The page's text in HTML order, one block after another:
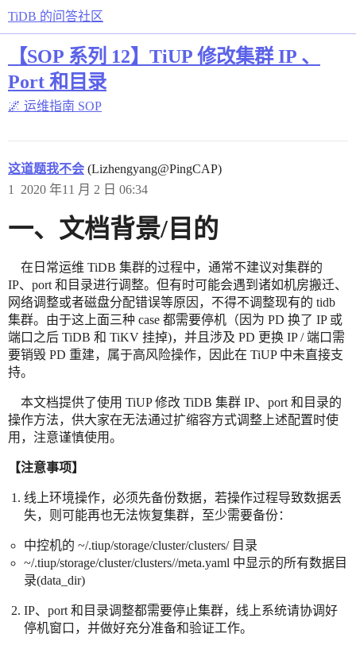
TiDB 的问答社区
【SOP 系列 12】TiUP 修改集群 IP 、
Port 和目录
🌌 运维指南 SOP
这道题我不会 (Lizhengyang@PingCAP)
2020 年11 月 2 日 06:34
1
一、文档背景/目的
在日常运维 TiDB 集群的过程中，通常不建议对集群的
IP、port 和目录进行调整。但有时可能会遇到诸如机房搬迁、
网络调整或者磁盘分配错误等原因，不得不调整现有的 tidb
集群。由于这上面三种 case 都需要停机（因为 PD 换了 IP 或
端口之后 TiDB 和 TiKV 挂掉)，并且涉及 PD 更换 IP / 端口需
要销毁 PD 重建，属于高风险操作，因此在 TiUP 中未直接支
持。
本文档提供了使用 TiUP 修改 TiDB 集群 IP、port 和目录的
操作方法，供大家在无法通过扩缩容方式调整上述配置时使
用，注意谨慎使用。
【注意事项】
线上环境操作，必须先备份数据，若操作过程导致数据丢
失，则可能再也无法恢复集群，至少需要备份：
中控机的 ~/.tiup/storage/cluster/clusters/ 目录
~/.tiup/storage/cluster/clusters//meta.yaml 中显示的所有数据目
录(data_dir)
IP、port 和目录调整都需要停止集群，线上系统请协调好
停机窗口，并做好充分准备和验证工作。